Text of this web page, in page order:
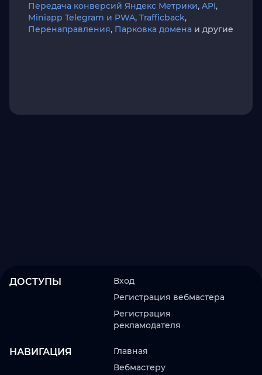
Передача конверсий Яндекс Метрики, API,
Miniapp Telegram и PWA, Trafficback,
Перенаправления, Парковка домена и другие
ДОСТУПЫ
Вход
Регистрация вебмастера
Регистрация
рекламодателя
НАВИГАЦИЯ
Главная
Вебмастеру